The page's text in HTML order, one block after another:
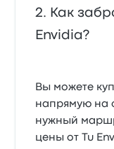
Как
Envidia?
Вы можете
напрямую на
нужный
цены от Tu